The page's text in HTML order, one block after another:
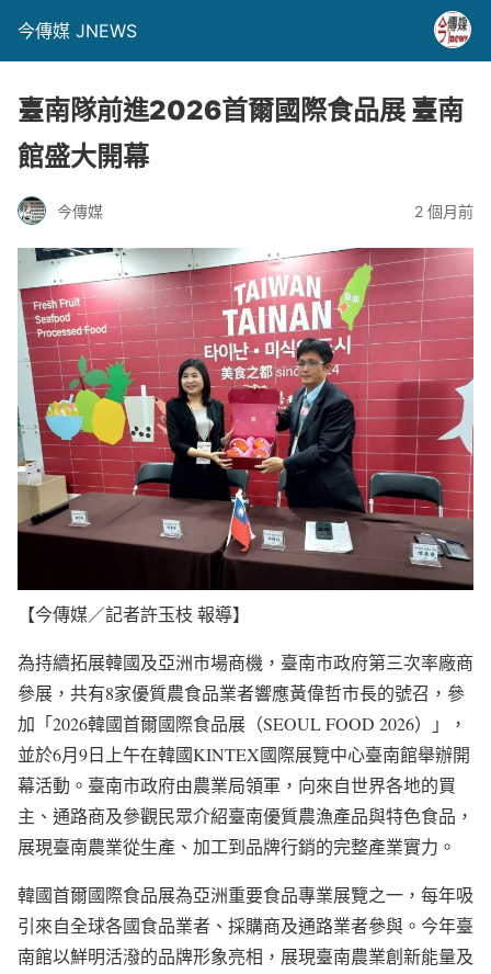
今傳媒 JNEWS
臺南隊前進2026首爾國際食品展 臺南
館盛大開幕
今傳媒 2 個月前
【今傳媒／記者許玉枝 報導】
為持續拓展韓國及亞洲市場商機，臺南市政府第三次率廠商
參展，共有8家優質農食品業者響應黃偉哲市長的號召，參
加「2026韓國首爾國際食品展（SEOUL FOOD 2026）」，
並於6月9日上午在韓國KINTEX國際展覽中心臺南館舉辦開
幕活動。臺南市政府由農業局領軍，向來自世界各地的買
主、通路商及參觀民眾介紹臺南優質農漁產品與特色食品，
展現臺南農業從生產、加工到品牌行銷的完整產業實力。
韓國首爾國際食品展為亞洲重要食品專業展覽之一，每年吸
引來自全球各國食品業者、採購商及通路業者參與。今年臺
南館以鮮明活潑的品牌形象亮相，展現臺南農業創新能量及